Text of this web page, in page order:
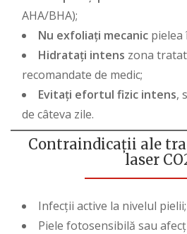
AHA/BHA);
Nu exfoliați mecanic pielea
Hidratați intens zona
recomandate de medic;
Evitați efortul fizic intens,
de câteva zile.
Contraindicații ale
laser
Infecții active la nivelul pielii;
Piele fotosensibilă sau